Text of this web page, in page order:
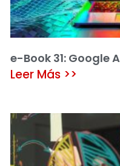
e-Book 31: Google
Leer Más >>